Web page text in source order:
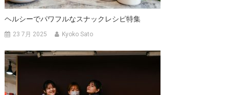
ヘルシーでパワフルなスナックレシピ特集
23 7月 2025 Kyoko Sato